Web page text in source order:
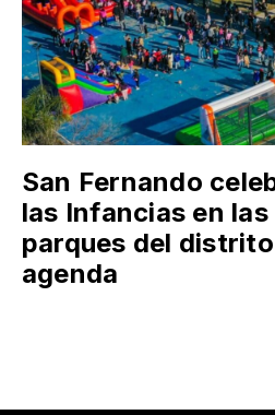
San Fernando
las Infancias en
parques del
agenda